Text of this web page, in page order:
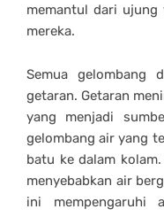
memantul dari ujung
mereka.
Semua gelombang
getaran. Getaran
yang menjadi
gelombang air yang
batu ke dalam
menyebabkan air
ini mempengaruhi